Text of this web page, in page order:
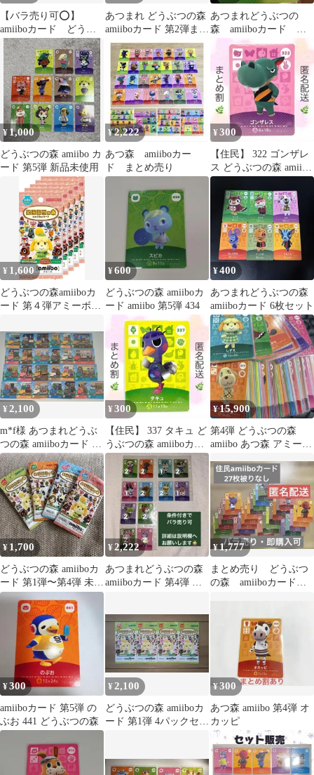
【バラ売り可⭕️】
amiiboカード どうぶ
つの森 セット売り
あつまれ どうぶつの森
amiiboカード 第2弾まと
め売り
あつまれどうぶつの
森 amiiboカード タ
¥ 1,000
どうぶつの森 amiibo カ
ード 第5弾 新品未使用
¥2,222
あつ森 amiiboカー
ド まとめ売り
¥300
【住民】 322 ゴンザレ
ス どうぶつの森 amiibo
カード
¥ 1,600
どうぶつの森amiiboカ
ード 第４弾アミーボカ
¥600
どうぶつの森 amiiboカ
ード amiibo 第5弾 434
¥400
あつまれどうぶつの森
amiiboカード 6枚セット
¥ 2,100
m*f様 あつまれどうぶ
つの森 amiiboカード 65
枚セット オマケあり
¥300
【住民】 337 タキュ ど
うぶつの森 amiiboカー
ド
¥15,900
第4弾 どうぶつの森
amiibo あつ森 アミーボ
¥1,700
どうぶつの森 amiiboカ
ード 第1弾〜第4弾 未開
封パック
¥2,222
あつまれどうぶつの森
amiiboカード 第4弾 ま
¥1,777
まとめ売り どうぶつ
の森 amiiboカード
¥300
amiiboカード 第5弾 の
ぶお 441 どうぶつの森
¥ 2,100
どうぶつの森 amiiboカ
ード 第1弾 4パックセッ
¥300
あつ森 amiibo 第4弾 オ
カッピ